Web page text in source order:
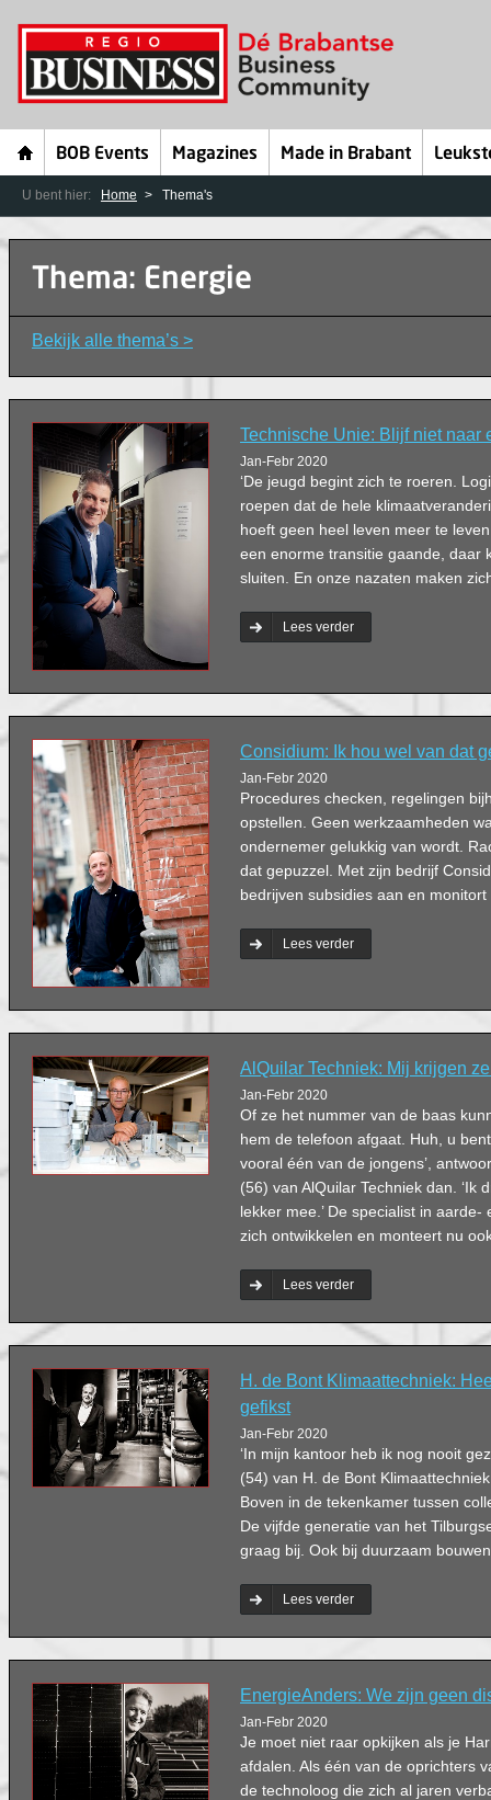
BOB Events Magazines Made in Brabant
U bent hier: Home Thema's
Thema: Energie
Bekijk alle thema’s >
Technische Unie: Blijf niet naar
Jan-Febr 2020
‘De jeugd begint zich te roeren.
roepen dat de hele
hoeft geen heel leven meer te
een enorme transitie gaande, daar
sluiten. En onze nazaten maken
Lees verder
Considium: Ik hou wel van dat
Jan-Febr 2020
Procedures checken, regelingen
opstellen. Geen werkzaamheden
ondernemer gelukkig van wordt.
dat gepuzzel. Met zijn bedrijf
bedrijven subsidies aan en
Lees verder
AlQuilar Techniek: Mij krijgen
Jan-Febr 2020
Of ze het nummer van de baas
hem de telefoon afgaat. Huh, u
vooral één van de jongens’,
(56) van AlQuilar Techniek dan. ‘Ik
lekker mee.’ De specialist in
zich ontwikkelen en monteert nu
Lees verder
H. de Bont Klimaattechniek:
gefikst
Jan-Febr 2020
‘In mijn kantoor heb ik nog nooit
(54) van H. de Bont
Boven in de tekenkamer tussen
De vijfde generatie van het
graag bij. Ook bij duurzaam
Lees verder
EnergieAnders: We zijn geen
Jan-Febr 2020
Je moet niet raar opkijken als je
afdalen. Als één van de oprichters
de technoloog die zich al jaren